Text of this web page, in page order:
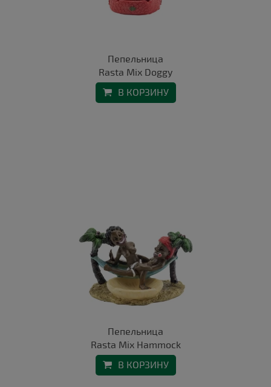
Пепельница
Rasta Mix Doggy
В КОРЗИНУ
Пепельница
Rasta Mix Hammock
В КОРЗИНУ